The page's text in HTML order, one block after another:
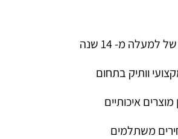
למעלה מ- 14 שנה
וותיק בתחום
מוצרים איכותיים
משתלמים